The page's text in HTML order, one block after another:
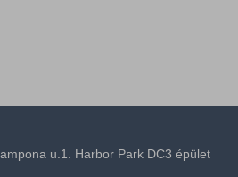
u.1. Harbor Park DC3 épület